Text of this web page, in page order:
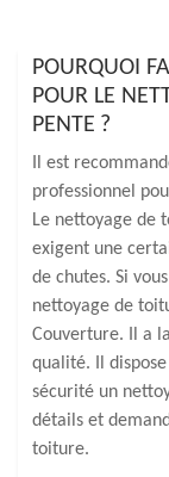
POURQUOI
POUR LE
PENTE ?
Il est
professionnel
Le nettoyage de
exigent une
de chutes. Si
nettoyage de
Couverture. Il a
qualité. Il
sécurité un
détails et
toiture.